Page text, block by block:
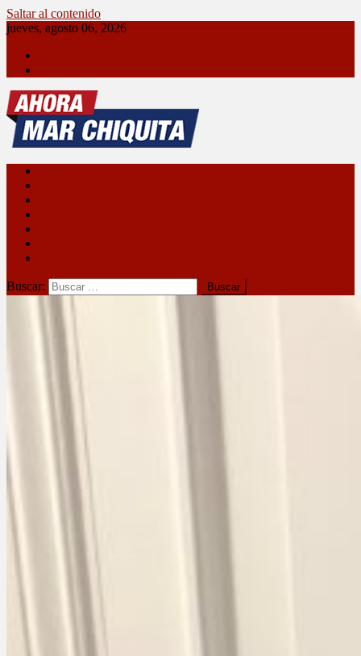
Saltar al contenido
jueves, agosto 06, 2026
Ahora Mar Chiquita
Buscar: